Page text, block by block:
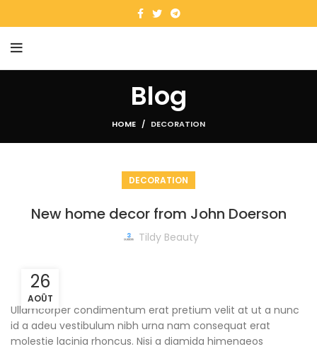
Blog
HOME DECORATION
DECORATION
New home decor from John Doerson
Tildy Beauty
26
AOÛT
Ullamcorper condimentum erat pretium velit at ut a nunc
id a adeu vestibulum nibh urna nam consequat erat
molestie lacinia rhoncus. Nisi a diamida himenaeos